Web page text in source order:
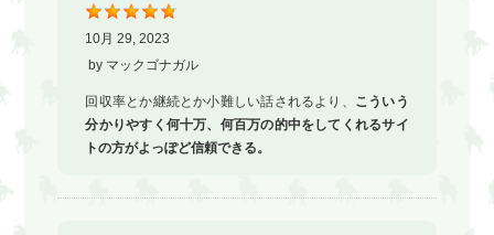
10月 29, 2023
by マックゴナガル
回収率とか継続とか小難しい話されるより、 こういう
分かりやすく何十万、何百万の的中をしてくれるサイ
トの方がよっぽど信頼できる。